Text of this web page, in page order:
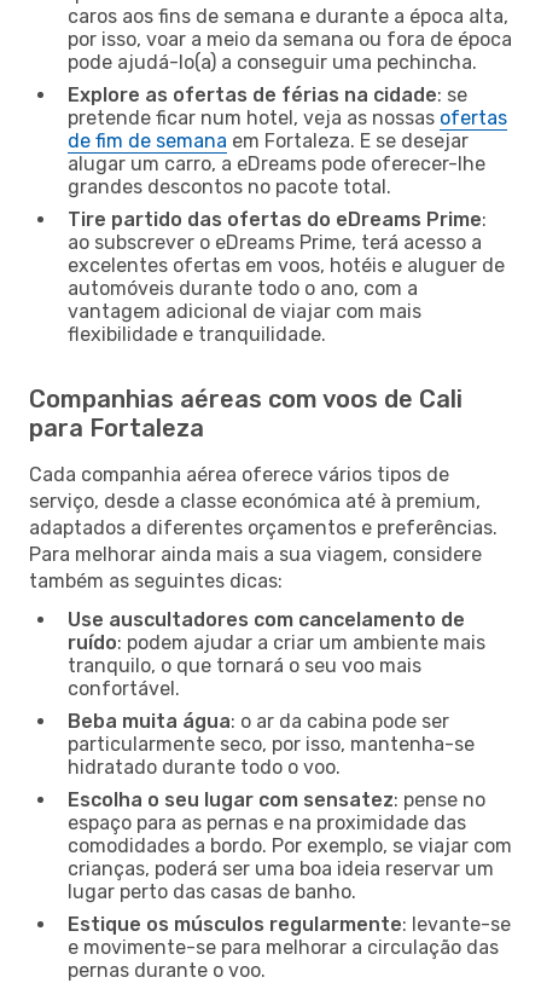
caros aos fins de semana e durante a época alta,
por isso, voar a meio da semana ou fora de época
pode ajudá-lo(a) a conseguir uma pechincha.
Explore as ofertas de férias na cidade: se
pretende ficar num hotel, veja as nossas ofertas
de fim de semana em Fortaleza. E se desejar
alugar um carro, a eDreams pode oferecer-lhe
grandes descontos no pacote total.
Tire partido das ofertas do eDreams Prime:
ao subscrever o eDreams Prime, terá acesso a
excelentes ofertas em voos, hotéis e aluguer de
automóveis durante todo o ano, com a
vantagem adicional de viajar com mais
flexibilidade e tranquilidade.
Companhias aéreas com voos de Cali
para Fortaleza
Cada companhia aérea oferece vários tipos de
serviço, desde a classe económica até à premium,
adaptados a diferentes orçamentos e preferências.
Para melhorar ainda mais a sua viagem, considere
também as seguintes dicas:
Use auscultadores com cancelamento de
ruído: podem ajudar a criar um ambiente mais
tranquilo, o que tornará o seu voo mais
confortável.
Beba muita água: o ar da cabina pode ser
particularmente seco, por isso, mantenha-se
hidratado durante todo o voo.
Escolha o seu lugar com sensatez: pense no
espaço para as pernas e na proximidade das
comodidades a bordo. Por exemplo, se viajar com
crianças, poderá ser uma boa ideia reservar um
lugar perto das casas de banho.
Estique os músculos regularmente: levante-se
e movimente-se para melhorar a circulação das
pernas durante o voo.